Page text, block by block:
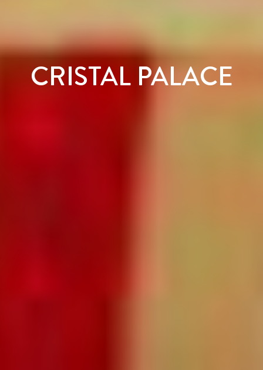
CRISTAL PALACE